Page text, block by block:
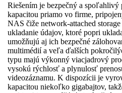
Riešením je bezpečný a spoľahlivý
kapacitou priamo vo firme,
NAS čiže network-attached
ukladanie údajov, ktoré popri
umožňujú aj ich bezpečné
multimédií a veľa ďalších
typu majú výkonný viacjadrový
vysokú rýchlosť a plynulosť
videozáznamu. K dispozícii je
kapacitou niekoľko gigabajtov,